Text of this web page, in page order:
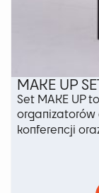
MAKE UP
Set MAKE UP
organizatorów
konferencji